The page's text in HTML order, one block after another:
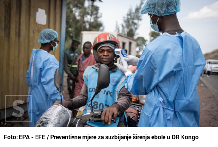
Foto: EPA - EFE / Preventivne mjere za suzbijanje širenja ebole u DR Kongo